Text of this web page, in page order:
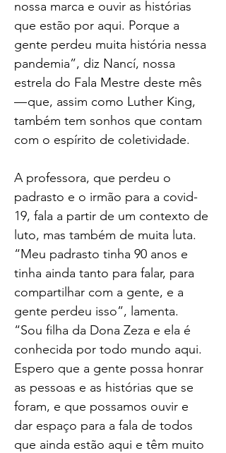
nossa marca e ouvir as histórias
que estão por aqui. Porque a
gente perdeu muita história nessa
pandemia”, diz Nancí, nossa
estrela do Fala Mestre deste mês
— que, assim como Luther King,
também tem sonhos que contam
com o espírito de coletividade.
A professora, que perdeu o
padrasto e o irmão para a covid-
19, fala a partir de um contexto de
luto, mas também de muita luta.
“Meu padrasto tinha 90 anos e
tinha ainda tanto para falar, para
compartilhar com a gente, e a
gente perdeu isso”, lamenta.
“Sou filha da Dona Zeza e ela é
conhecida por todo mundo aqui.
Espero que a gente possa honrar
as pessoas e as histórias que se
foram, e que possamos ouvir e
dar espaço para a fala de todos
que ainda estão aqui e têm muito